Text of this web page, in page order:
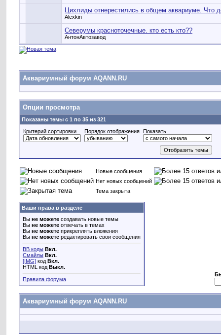
Цихлиды отнерестились в общем аквариуме. Что
Alexkin
Северумы красноточечные. кто есть кто??
АнтонАвтозавод
Аквариумный форум AQANN.RU
Опции просмотра
Показаны темы с 1 по 35 из 321
Критерий сортировки
Порядок отображения Показать
Новые сообщения
Нет новых сообщений
Тема закрыта
Ваши права в разделе
Вы не можете создавать новые темы
Вы не можете отвечать в темах
Вы не можете прикреплять вложения
Вы не можете редактировать свои сообщения
BB коды Вкл.
Смайлы Вкл.
[IMG] код Вкл.
HTML код Выкл.
Правила форума
Аквариумный форум AQANN.RU